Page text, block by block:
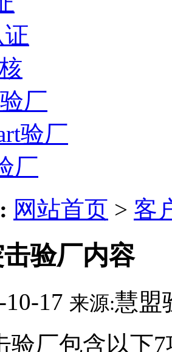
证
厂
验厂
厂
网站首页 > 客
验厂内容
10-17 来源:慧盟
验厂包含以下